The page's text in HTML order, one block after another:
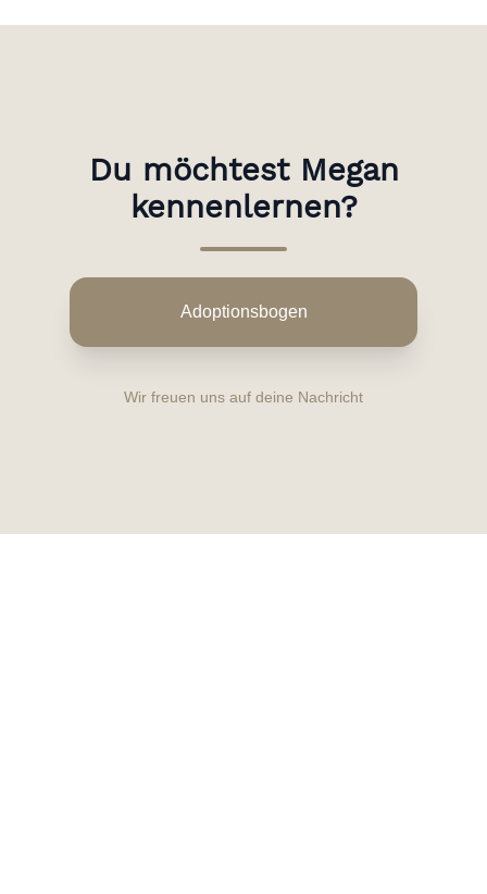
Du möchtest Megan
kennenlernen?
Adoptionsbogen
Wir freuen uns auf deine Nachricht